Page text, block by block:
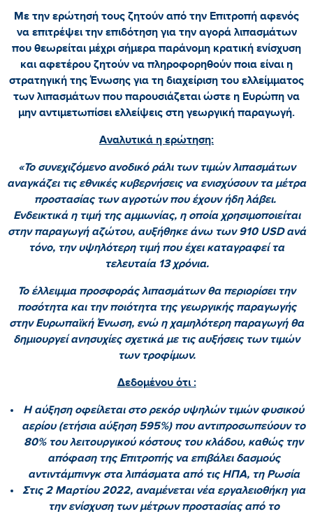
Με την ερώτησή τους ζητούν από την Επιτροπή αφενός
να επιτρέψει την επιδότηση για την αγορά λιπασμάτων
που θεωρείται μέχρι σήμερα παράνομη κρατική ενίσχυση
και αφετέρου ζητούν να πληροφορηθούν ποια είναι η
στρατηγική της Ένωσης για τη διαχείριση του ελλείμματος
των λιπασμάτων που παρουσιάζεται ώστε η Ευρώπη να
μην αντιμετωπίσει ελλείψεις στη γεωργική παραγωγή.
Αναλυτικά η ερώτηση:
«Το συνεχιζόμενο ανοδικό ράλι των τιμών λιπασμάτων
αναγκάζει τις εθνικές κυβερνήσεις να ενισχύσουν τα μέτρα
προστασίας των αγροτών που έχουν ήδη λάβει.
Ενδεικτικά η τιμή της αμμωνίας, η οποία χρησιμοποιείται
στην παραγωγή αζώτου, αυξήθηκε άνω των 910 USD ανά
τόνο, την υψηλότερη τιμή που έχει καταγραφεί τα
τελευταία 13 χρόνια.
Το έλλειμμα προσφοράς λιπασμάτων θα περιορίσει την
ποσότητα και την ποιότητα της γεωργικής παραγωγής
στην Ευρωπαϊκή Ένωση, ενώ η χαμηλότερη παραγωγή θα
δημιουργεί ανησυχίες σχετικά με τις αυξήσεις των τιμών
των τροφίμων.
Δεδομένου ότι :
Η αύξηση οφείλεται στο ρεκόρ υψηλών τιμών φυσικού
αερίου (ετήσια αύξηση 595%) που αντιπροσωπεύουν το
80% του λειτουργικού κόστους του κλάδου, καθώς την
απόφαση της Επιτροπής να επιβάλει δασμούς
αντιντάμπινγκ στα λιπάσματα από τις ΗΠΑ, τη Ρωσία
Στις 2 Μαρτίου 2022, αναμένεται νέα εργαλειοθήκη για
την ενίσχυση των μέτρων προστασίας από το